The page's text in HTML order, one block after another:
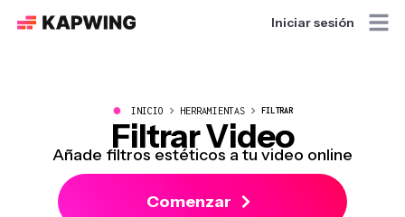
Iniciar sesión
● INICIO HERRAMIENTAS FILTRAR
Filtrar Video
Añade filtros estéticos a tu video online
Comenzar